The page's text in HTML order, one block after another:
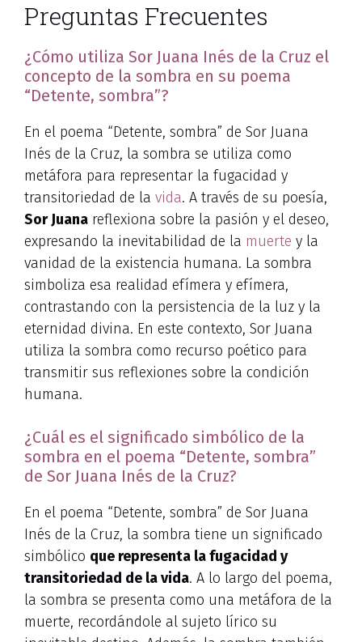
Preguntas Frecuentes
¿Cómo utiliza Sor Juana Inés de la Cruz el
concepto de la sombra en su poema
“Detente, sombra”?
En el poema “Detente, sombra” de Sor Juana
Inés de la Cruz, la sombra se utiliza como
metáfora para representar la fugacidad y
transitoriedad de la vida. A través de su poesía,
Sor Juana reflexiona sobre la pasión y el deseo,
expresando la inevitabilidad de la muerte y la
vanidad de la existencia humana. La sombra
simboliza esa realidad efímera y efímera,
contrastando con la persistencia de la luz y la
eternidad divina. En este contexto, Sor Juana
utiliza la sombra como recurso poético para
transmitir sus reflexiones sobre la condición
humana.
¿Cuál es el significado simbólico de la
sombra en el poema “Detente, sombra”
de Sor Juana Inés de la Cruz?
En el poema “Detente, sombra” de Sor Juana
Inés de la Cruz, la sombra tiene un significado
simbólico que representa la fugacidad y
transitoriedad de la vida. A lo largo del poema,
la sombra se presenta como una metáfora de la
muerte, recordándole al sujeto lírico su